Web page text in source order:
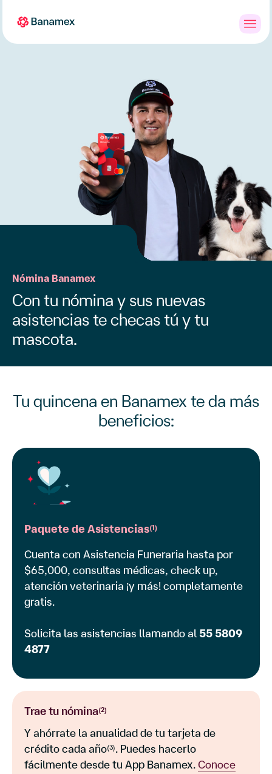
Personas Empresas
Nómina Banamex
Con tu nómina y sus nuevas
asistencias te checas tú y tu
mascota.
Tu quincena en Banamex te da más
beneficios:
Paquete de Asistencias(1)
Cuenta con Asistencia Funeraria hasta por
$65,000, consultas médicas, check up,
atención veterinaria ¡y más! completamente
gratis.
Solicita las asistencias llamando al 55 5809
4877
Trae tu nómina(2)
Y ahórrate la anualidad de tu tarjeta de
crédito cada año(3). Puedes hacerlo
fácilmente desde tu App Banamex. Conoce